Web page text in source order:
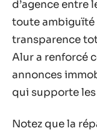
d’agence entre
toute ambiguïté
transparence
Alur a renforcé
annonces
qui supporte les
Notez que la